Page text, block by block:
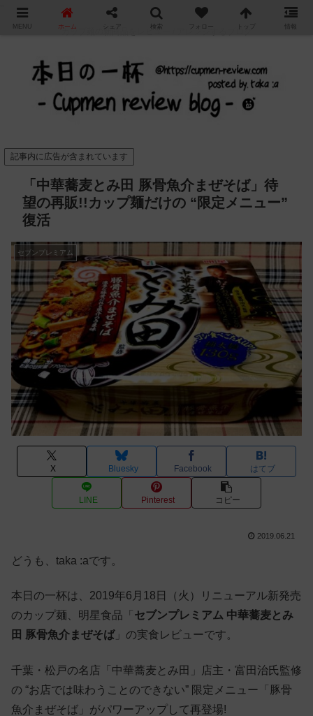
カップ麺の新商品をレビュー / アレンジするブログ
記事内に広告が含まれています
「中華蕎麦とみ田 豚骨魚介まぜそば」待
望の再販!!カップ麺だけの “限定メニュー”
復活
セブンプレミアム
X Bluesky Facebook はてブ
LINE Pinterest コピー
2019.06.21
どうも、taka :aです。
本日の一杯は、2019年6月18日（火）リニューアル新発売
のカップ麺、明星食品「 セブンプレミアム 中華蕎麦とみ
田 豚骨魚介まぜそば」の実食レビューです。
千葉・松戸の名店「中華蕎麦とみ田」店主・富田治氏監修
の “お店では味わうことのできない” 限定メニュー「豚骨
魚介まぜそば」がパワーアップして再登場!
MENU ホーム シェア 検索 フォロー トップ 情報